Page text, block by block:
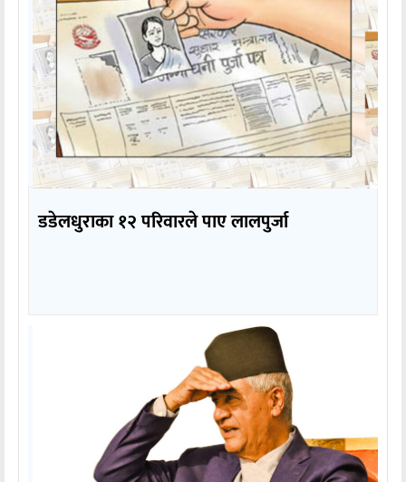
डडेलधुराका १२ परिवारले पाए लालपुर्जा